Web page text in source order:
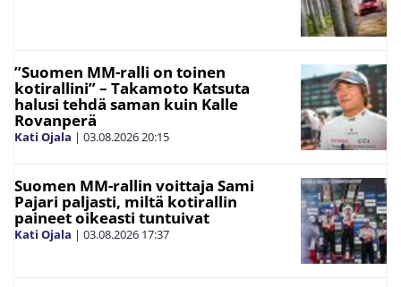
”Suomen MM-ralli on toinen
kotirallini” – Takamoto Katsuta
halusi tehdä saman kuin Kalle
Rovanperä
Kati Ojala | 03.08.202620:15
Suomen MM-rallin voittaja Sami
Pajari paljasti, miltä kotirallin
paineet oikeasti tuntuivat
Kati Ojala | 03.08.2026 17:37